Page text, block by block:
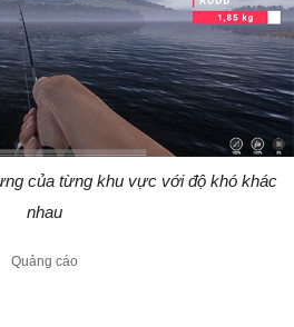
của từng khu vực với độ khó khác
nhau